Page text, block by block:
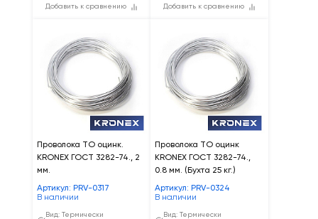
Добавить к сравнению Добавить к сравнению
Проволока ТО оцинк.
KRONEX ГОСТ 3282-74., 2
мм.
Артикул: PRV-0317
В наличии
Вид: Термически
Проволока ТО оцинк
KRONEX ГОСТ 3282-74.,
0.8 мм. (Бухта 25 кг.)
Артикул: PRV-0324
В наличии
Вид: Термически